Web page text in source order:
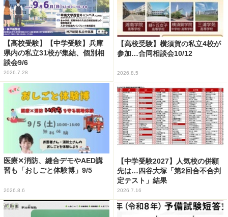
【高校受験】【中学受験】兵庫
県内の私立31校が集結、個別相
談会9/6
2026.7.28
【高校受験】横須賀の私立4校が
参加…合同相談会10/12
2026.8.5
医療✕消防、縫合デモやAED講
習も「おしごと体験博」9/5
2026.8.6
【中学受験2027】人気校の併願
先は…四谷大塚「第2回合不合判
定テスト」結果
2026.7.16